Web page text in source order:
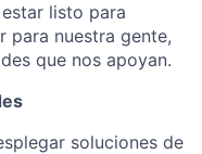
listo para
para nuestra gente,
que nos apoyan.
soluciones de